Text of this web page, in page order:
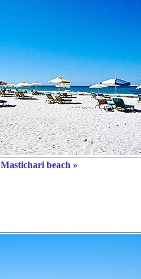
Mastichari beach »